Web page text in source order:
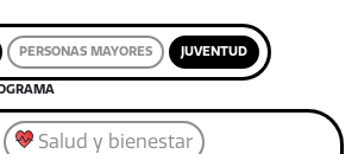
PERSONAS MAYORES JUVENTUD
Salud y bienestar